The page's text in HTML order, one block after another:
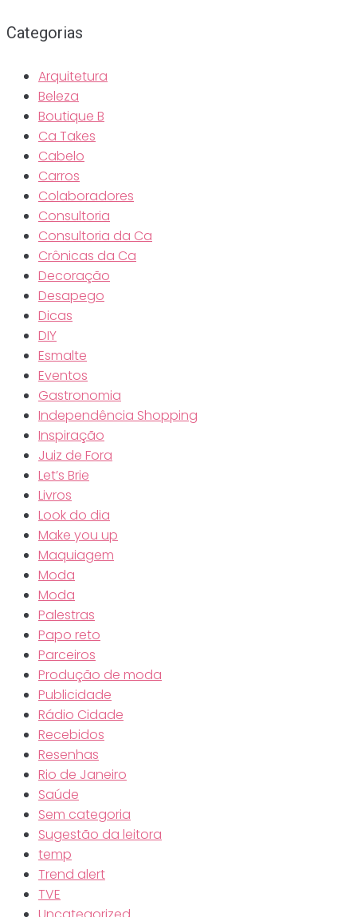
Categorias
Arquitetura
Beleza
Boutique B
Ca Takes
Cabelo
Carros
Colaboradores
Consultoria
Consultoria da Ca
Crônicas da Ca
Decoração
Desapego
Dicas
DIY
Esmalte
Eventos
Gastronomia
Independência Shopping
Inspiração
Juiz de Fora
Let’s Brie
Livros
Look do dia
Make you up
Maquiagem
Moda
Moda
Palestras
Papo reto
Parceiros
Produção de moda
Publicidade
Rádio Cidade
Recebidos
Resenhas
Rio de Janeiro
Saúde
Sem categoria
Sugestão da leitora
temp
Trend alert
TVE